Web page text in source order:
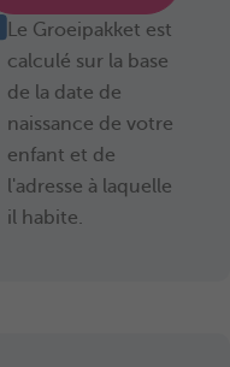
Le Groeipakket est
calculé sur la base
de la date de
naissance de votre
enfant et de
l'adresse à laquelle
il habite.